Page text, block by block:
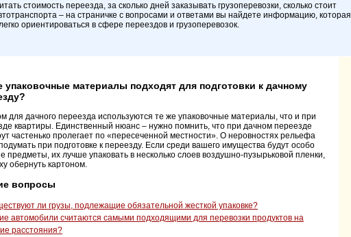
стоимость переезда, за сколько дней заказывать грузоперевозки, сколько стоит
– на страничке с вопросами и ответами вы найдете информацию, которая
ориентироваться в сфере переездов и грузоперевозок.
упаковочные материалы подходят для подготовки к дачному
для дачного переезда используются те же упаковочные материалы, что и при
квартиры. Единственный нюанс – нужно помнить, что при дачном переезде
частенько пролегает по «пересеченной местности». О неровностях рельефа
при подготовке к переезду. Если среди вашего имущества будут особо
предметы, их лучше упаковать в несколько слоев воздушно-пузырьковой пленки,
обернуть картоном.
вопросы
ли грузы, подлежащие обязательной жесткой упаковке?
автомобили считаются самыми подходящими для перевозки продуктов на
расстояния?